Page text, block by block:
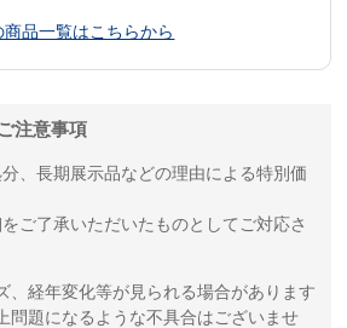
品一覧はこちらから
注意事項
、長期展示品などの理由による特別価
ご了承いただいたものとしてご対応さ
、経年変化等が見られる場合があります
問題になるような不具合はございませ